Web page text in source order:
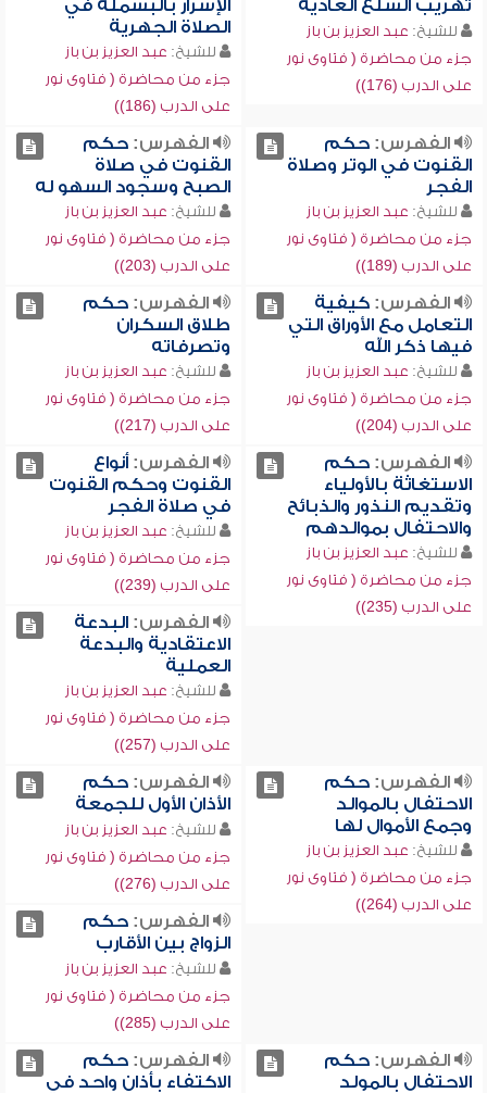
تهريب السلع العادية
للشيخ: عبد العزيز بن باز
جزء من محاضرة ( فتاوى نور
على الدرب (176))
الإسرار بالبسملة في
الصلاة الجهرية
للشيخ: عبد العزيز بن باز
جزء من محاضرة ( فتاوى نور
على الدرب (186))
الفهرس:حكم
القنوت في الوتر وصلاة
الفجر
للشيخ: عبد العزيز بن باز
جزء من محاضرة ( فتاوى نور
على الدرب (189))
الفهرس:حكم
القنوت في صلاة
الصبح وسجود السهو له
للشيخ: عبد العزيز بن باز
جزء من محاضرة ( فتاوى نور
على الدرب (203))
الفهرس:كيفية
التعامل مع الأوراق التي
فيها ذكر الله
للشيخ: عبد العزيز بن باز
جزء من محاضرة ( فتاوى نور
على الدرب (204))
الفهرس:حكم
طلاق السكران
وتصرفاته
للشيخ: عبد العزيز بن باز
جزء من محاضرة ( فتاوى نور
على الدرب (217))
الفهرس:حكم
الاستغاثة بالأولياء
وتقديم النذور والذبائح
والاحتفال بموالدهم
للشيخ: عبد العزيز بن باز
جزء من محاضرة ( فتاوى نور
على الدرب (235))
الفهرس:أنواع
القنوت وحكم القنوت
في صلاة الفجر
للشيخ: عبد العزيز بن باز
جزء من محاضرة ( فتاوى نور
على الدرب (239))
الفهرس:البدعة
الاعتقادية والبدعة
العملية
للشيخ: عبد العزيز بن باز
جزء من محاضرة ( فتاوى نور
على الدرب (257))
الفهرس:حكم
الاحتفال بالموالد
وجمع الأموال لها
للشيخ: عبد العزيز بن باز
جزء من محاضرة ( فتاوى نور
على الدرب (264))
الفهرس:حكم
الأذان الأول للجمعة
للشيخ: عبد العزيز بن باز
جزء من محاضرة ( فتاوى نور
على الدرب (276))
الفهرس:حكم
الزواج بين الأقارب
للشيخ: عبد العزيز بن باز
جزء من محاضرة ( فتاوى نور
على الدرب (285))
الفهرس:حكم
الاحتفال بالمولد
الفهرس:حكم
الاكتفاء بأذان واحد في